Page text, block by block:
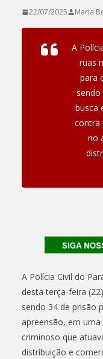
22/07/2025 Maria
A
ruas
para
sendo
busca
contra
no
A Polícia Civil do
desta terça-feira
sendo 34 de prisão
apreensão, em
criminoso que
distribuição e